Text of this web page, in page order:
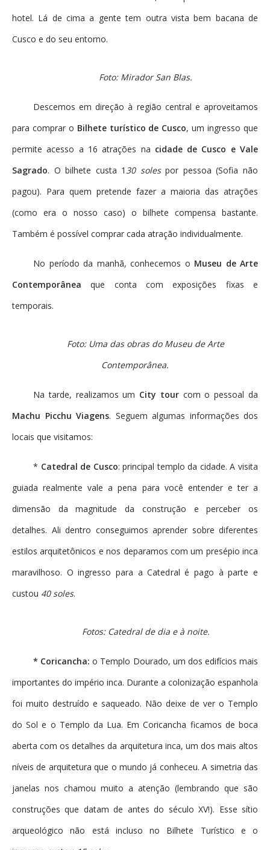
hotel. Lá de cima a gente tem outra vista bem bacana de
Cusco e do seu entorno.
Foto: Mirador San Blas.
Descemos em direção à região central e aproveitamos
para comprar o Bilhete turístico de Cusco, um ingresso que
permite acesso a 16 atrações na cidade de Cusco e Vale
Sagrado. O bilhete custa 130 solespor pessoa (Sofia não
pagou). Para quem pretende fazer a maioria das atrações
(como era o nosso caso) o bilhete compensa bastante.
Também é possível comprar cada atração individualmente.
No período da manhã, conhecemos o Museu de Arte
Contemporânea que conta com exposições fixas e
temporais.
Foto: Uma das obras do Museu de Arte
Contemporânea.
Na tarde, realizamos um City tourcom o pessoal da
Machu Picchu Viagens. Seguem algumas informações dos
locais que visitamos:
* Catedral de Cusco: principal templo da cidade. A visita
guiada realmente vale a pena para você entender e ter a
dimensão da magnitude da construção e perceber os
detalhes. Ali dentro conseguimos aprender sobre diferentes
estilos arquitetônicos e nos deparamos com um presépio inca
maravilhoso. O ingresso para a Catedral é pago à parte e
custou 40 soles.
Fotos: Catedral de dia e à noite.
* Coricancha: o Templo Dourado, um dos edifícios mais
importantes do império inca. Durante a colonização espanhola
foi muito destruído e saqueado. Não deixe de ver o Templo
do Sol e o Templo da Lua. Em Coricancha ficamos de boca
aberta com os detalhes da arquitetura inca, um dos mais altos
níveis de arquitetura que o mundo já conheceu. A simetria das
janelas nos chamou muito a atenção (lembrando que são
construções que datam de antes do século XV!). Esse sítio
arqueológico não está incluso no Bilhete Turístico e o